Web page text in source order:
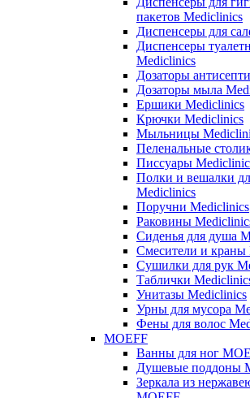
пакетов Mediclinics
Диспенсеры для
Диспенсеры
Mediclinics
Дозаторы
Дозаторы мыла
Ершики Mediclinics
Крючки Mediclinics
Мыльницы
Пеленальные
Писсуары
Полки и вешалки
Mediclinics
Поручни Mediclinics
Раковины
Сиденья для душа
Смесители и краны
Сушилки для рук
Таблички
Унитазы Mediclinics
Урны для мусора
Фены для волос
MOEFF
Ванны для ног
Душевые поддоны
Зеркала из